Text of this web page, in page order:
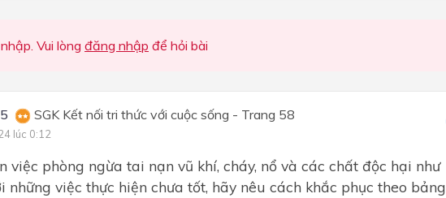
Học kì II
Vui lòng đăng nhập để hỏi bài
SGK Kết nối tri thức với cuộc sống - Trang 58
lúc 0:12
việc phòng ngừa tai nạn vũ khí, cháy, nổ và các chất độc hại như
những việc thực hiện chưa tốt, hãy nêu cách khắc phục theo bảng